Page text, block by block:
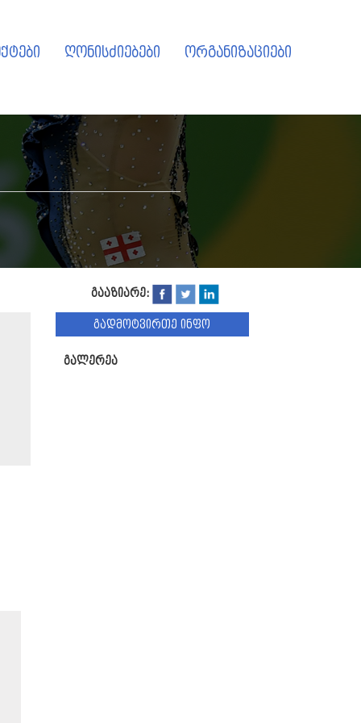
ღონისძიებები ორგანიზაციები
გააზიარე:
გადმოტვირთე ინფო
გალერეა